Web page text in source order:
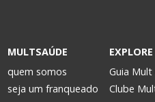
próxima da
investidores. Assim,
de
MULTSAÚDE
quem somos
seja um franqueado
EXPLORE
Guia
Clube